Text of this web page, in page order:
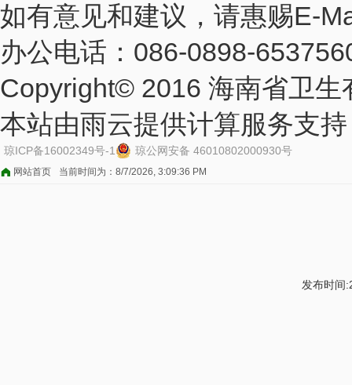
如有意见和建议，请惠赐E-
办公电话：086-0898-
Copyright© 2016 海南省卫
本站由雨云提供计算服务支持
琼ICP备16002349号-1 琼公网安备 46010802000930号